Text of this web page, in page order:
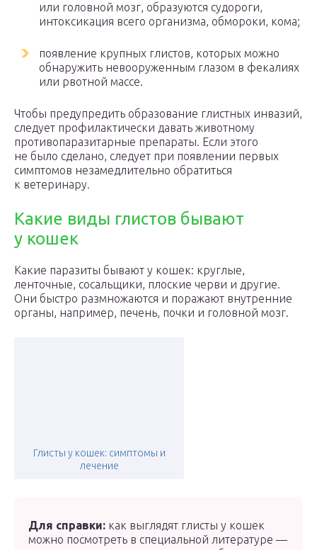
или головной мозг, образуются судороги,
интоксикация всего организма, обмороки, кома;
появление крупных глистов, которых можно
обнаружить невооруженным глазом в фекалиях
или рвотной массе.
Чтобы предупредить образование глистных инвазий,
следует профилактически давать животному
противопаразитарные препараты. Если этого
не было сделано, следует при появлении первых
симптомов незамедлительно обратиться
к ветеринару.
Какие виды глистов бывают
у кошек
Какие паразиты бывают у кошек: круглые,
ленточные, сосальщики, плоские черви и другие.
Они быстро размножаются и поражают внутренние
органы, например, печень, почки и головной мозг.
Глисты у кошек: симптомы и
лечение
Для справки: как выглядят глисты у кошек
можно посмотреть в специальной литературе —